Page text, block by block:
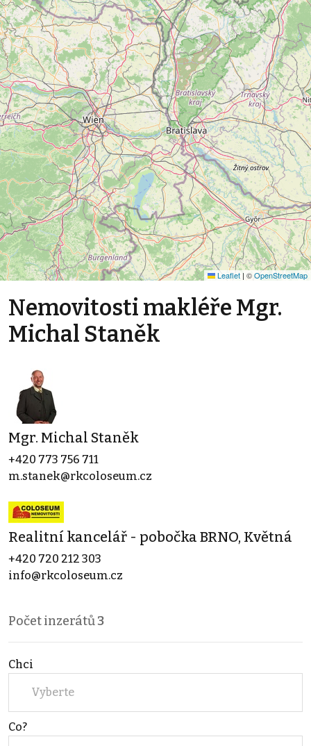
Leaflet | ©OpenStreetMap
Nemovitosti makléře Mgr.
Michal Staněk
Mgr. Michal Staněk
+420 773 756 711
m.stanek@rkcoloseum.cz
Realitní kancelář - pobočka BRNO, Květná
+420 720 212 303
info@rkcoloseum.cz
Počet inzerátů3
Chci
Vyberte
Co?